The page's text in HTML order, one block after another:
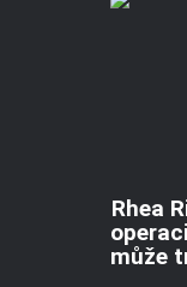
Rhea
může